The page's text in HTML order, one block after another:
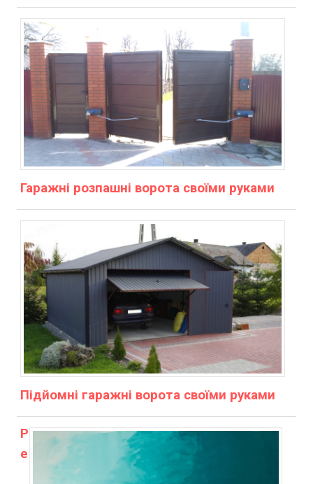
Гаражні розпашні ворота своїми руками
Підйомні гаражні ворота своїми руками
Р
е